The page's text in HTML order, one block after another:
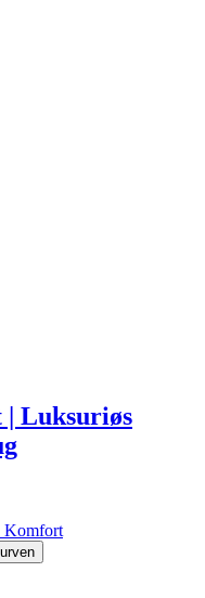
| Luksuriøs
Komfort